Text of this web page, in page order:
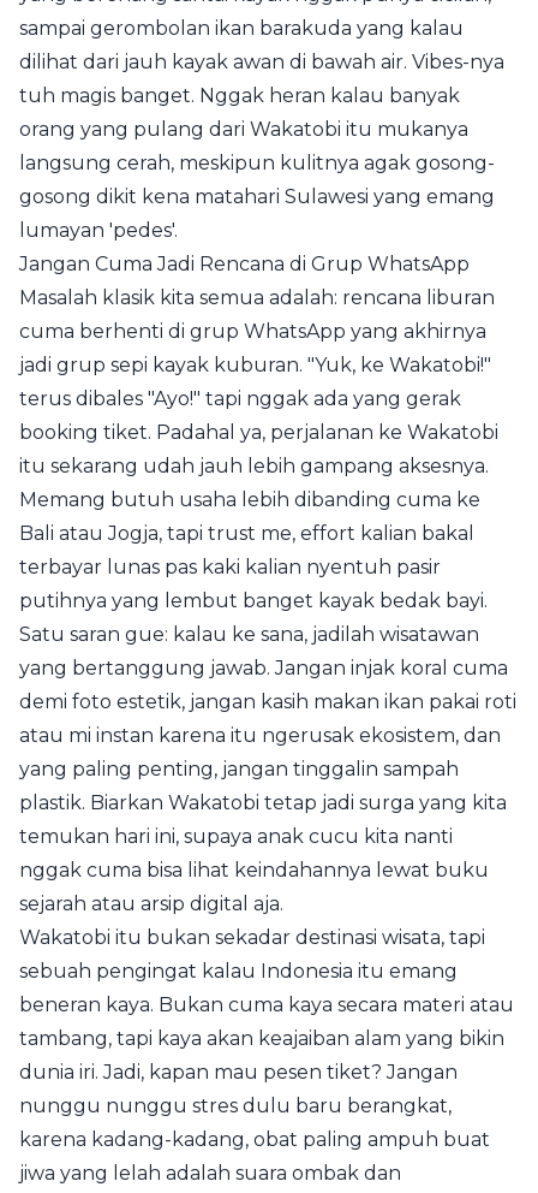
sampai gerombolan ikan barakuda yang kalau
dilihat dari jauh kayak awan di bawah air. Vibes-nya
tuh magis banget. Nggak heran kalau banyak
orang yang pulang dari Wakatobi itu mukanya
langsung cerah, meskipun kulitnya agak gosong-
gosong dikit kena matahari Sulawesi yang emang
lumayan 'pedes'.
Jangan Cuma Jadi Rencana di Grup WhatsApp
Masalah klasik kita semua adalah: rencana liburan
cuma berhenti di grup WhatsApp yang akhirnya
jadi grup sepi kayak kuburan. "Yuk, ke Wakatobi!"
terus dibales "Ayo!" tapi nggak ada yang gerak
booking tiket. Padahal ya, perjalanan ke Wakatobi
itu sekarang udah jauh lebih gampang aksesnya.
Memang butuh usaha lebih dibanding cuma ke
Bali atau Jogja, tapi trust me, effort kalian bakal
terbayar lunas pas kaki kalian nyentuh pasir
putihnya yang lembut banget kayak bedak bayi.
Satu saran gue: kalau ke sana, jadilah wisatawan
yang bertanggung jawab. Jangan injak koral cuma
demi foto estetik, jangan kasih makan ikan pakai roti
atau mi instan karena itu ngerusak ekosistem, dan
yang paling penting, jangan tinggalin sampah
plastik. Biarkan Wakatobi tetap jadi surga yang kita
temukan hari ini, supaya anak cucu kita nanti
nggak cuma bisa lihat keindahannya lewat buku
sejarah atau arsip digital aja.
Wakatobi itu bukan sekadar destinasi wisata, tapi
sebuah pengingat kalau Indonesia itu emang
beneran kaya. Bukan cuma kaya secara materi atau
tambang, tapi kaya akan keajaiban alam yang bikin
dunia iri. Jadi, kapan mau pesen tiket? Jangan
nunggu nunggu stres dulu baru berangkat,
karena kadang-kadang, obat paling ampuh buat
jiwa yang lelah adalah suara ombak dan